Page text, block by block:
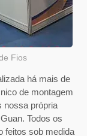
Fios
há mais de
de montagem
nossa própria
Todos os
feitos sob medida